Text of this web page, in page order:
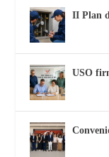
II Plan
USO